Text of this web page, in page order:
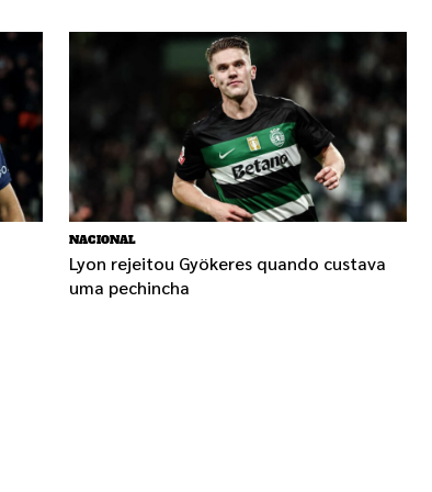
NACIONAL
Lyon rejeitou Gyökeres quando custava
uma pechincha